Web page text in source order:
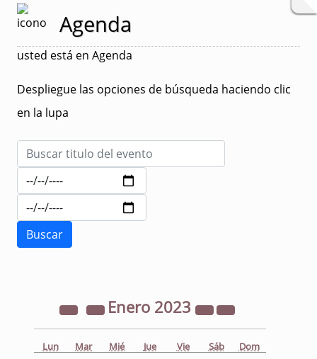
Agenda
usted está en Agenda
Despliegue las opciones de búsqueda haciendo clic
en la lupa
Enero 2023
Lun Mar Mié Jue Vie Sáb Dom